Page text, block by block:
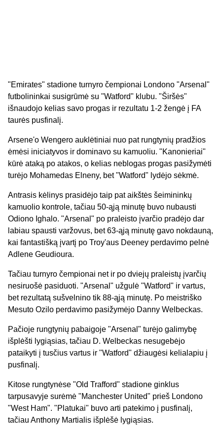
"Emirates" stadione turnyro čempionai Londono "Arsenal"
futbolininkai susigrūmė su "Watford" klubu. "Širšės"
išnaudojo kelias savo progas ir rezultatu 1-2 žengė į FA
taurės pusfinalį.
Arsene'o Wengero auklėtiniai nuo pat rungtynių pradžios
ėmėsi iniciatyvos ir dominavo su kamuoliu. "Kanonieriai"
kūrė ataką po atakos, o kelias neblogas progas pasižymėti
turėjo Mohamedas Elneny, bet "Watford" lydėjo sėkmė.
Antrasis kėlinys prasidėjo taip pat aikštės šeimininkų
kamuolio kontrole, tačiau 50-ąją minutę buvo nubausti
Odiono Ighalo. "Arsenal" po praleisto įvarčio pradėjo dar
labiau spausti varžovus, bet 63-ąją minutę gavo nokdauną,
kai fantastišką įvartį po Troy'aus Deeney perdavimo pelnė
Adlene Geudioura.
Tačiau turnyro čempionai net ir po dviejų praleistų įvarčių
nesiruošė pasiduoti. "Arsenal" užgulė "Watford" ir vartus,
bet rezultatą sušvelnino tik 88-ąją minutę. Po meistriško
Mesuto Ozilo perdavimo pasižymėjo Danny Welbeckas.
Pačioje rungtynių pabaigoje "Arsenal" turėjo galimybę
išplėšti lygiąsias, tačiau D. Welbeckas nesugebėjo
pataikyti į tusčius vartus ir "Watford" džiaugėsi kelialapiu į
pusfinalį.
Kitose rungtynėse "Old Trafford" stadione ginklus
tarpusavyje surėmė "Manchester United" prieš Londono
"West Ham". "Platukai" buvo arti patekimo į pusfinalį,
tačiau Anthony Martialis išplėšė lygiąsias.